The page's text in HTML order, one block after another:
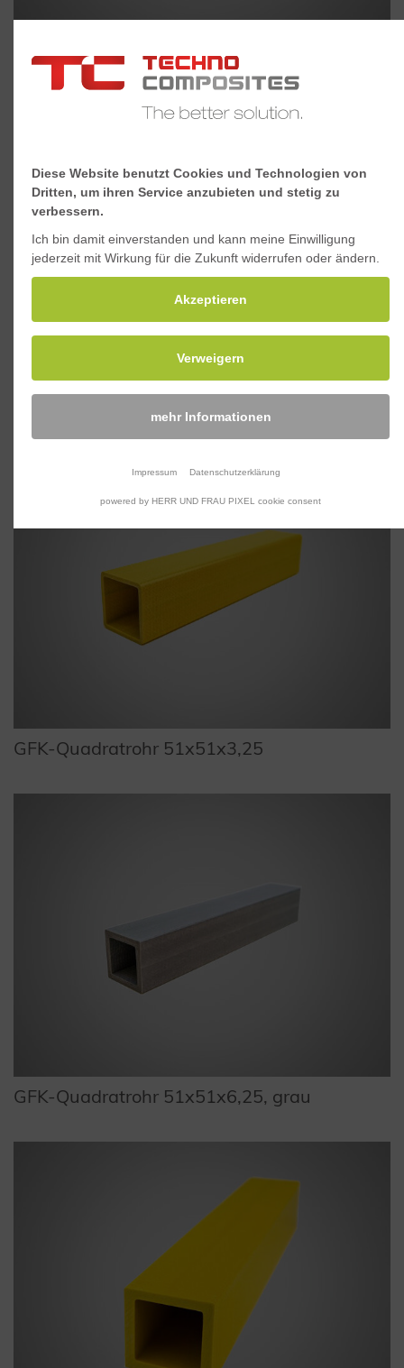
GFK-Quadratrohr 38x38x3
GFK-Quadratrohr 44x44x6
GFK-Quadratrohr 51x51x3,25
GFK-Quadratrohr 51x51x6,25, grau
Diese Website benutzt Cookies und Technologien von
Dritten, um ihren Service anzubieten und stetig zu
verbessern.
Ich bin damit einverstanden und kann meine Einwilligung
jederzeit mit Wirkung für die Zukunft widerrufen oder ändern.
Akzeptieren
Verweigern
mehr Informationen
Impressum Datenschutzerklärung
powered by HERR UND FRAU PIXEL cookie consent